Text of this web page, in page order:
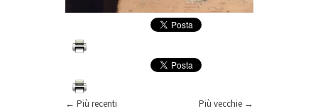
← Più recenti Più vecchie →